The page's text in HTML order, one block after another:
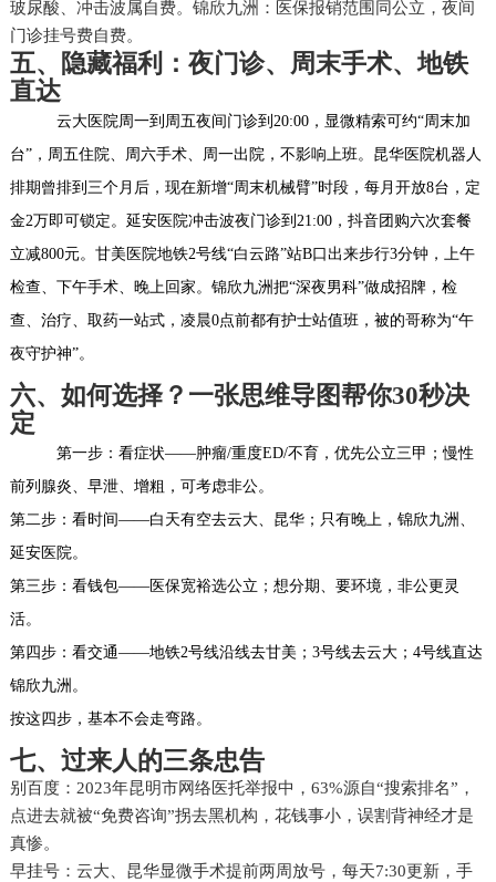
玻尿酸、冲击波属自费。锦欣九洲：医保报销范围同公立，夜间
门诊挂号费自费。
五、隐藏福利：夜门诊、周末手术、地铁
直达
云大医院周一到周五夜间门诊到20:00，显微精索可约“周末加
台”，周五住院、周六手术、周一出院，不影响上班。昆华医院机器人
排期曾排到三个月后，现在新增“周末机械臂”时段，每月开放8台，定
金2万即可锁定。延安医院冲击波夜门诊到21:00，抖音团购六次套餐
立减800元。甘美医院地铁2号线“白云路”站B口出来步行3分钟，上午
检查、下午手术、晚上回家。锦欣九洲把“深夜男科”做成招牌，检
查、治疗、取药一站式，凌晨0点前都有护士站值班，被的哥称为“午
夜守护神”。
六、如何选择？一张思维导图帮你30秒决
定
第一步：看症状——肿瘤/重度ED/不育，优先公立三甲；慢性
前列腺炎、早泄、增粗，可考虑非公。
第二步：看时间——白天有空去云大、昆华；只有晚上，锦欣九洲、
延安医院。
第三步：看钱包——医保宽裕选公立；想分期、要环境，非公更灵
活。
第四步：看交通——地铁2号线沿线去甘美；3号线去云大；4号线直达
锦欣九洲。
按这四步，基本不会走弯路。
七、过来人的三条忠告
别百度：2023年昆明市网络医托举报中，63%源自“搜索排名”，
点进去就被“免费咨询”拐去黑机构，花钱事小，误割背神经才是
真惨。
早挂号：云大、昆华显微手术提前两周放号，每天7:30更新，手